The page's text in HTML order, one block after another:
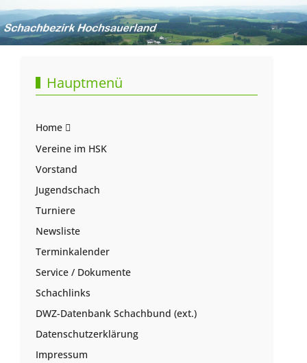
Hauptmenü
Home
Vereine im HSK
Vorstand
Jugendschach
Turniere
Newsliste
Terminkalender
Service / Dokumente
Schachlinks
DWZ-Datenbank Schachbund (ext.)
Datenschutzerklärung
Impressum